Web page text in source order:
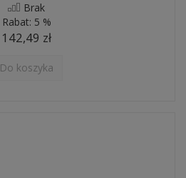
Brak
Rabat: 5 %
142,49 zł
Do koszyka